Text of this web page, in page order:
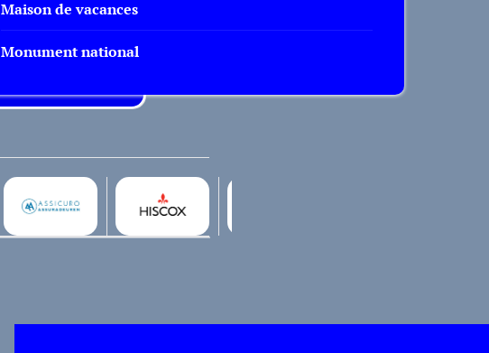
Maison de vacances
Monument national